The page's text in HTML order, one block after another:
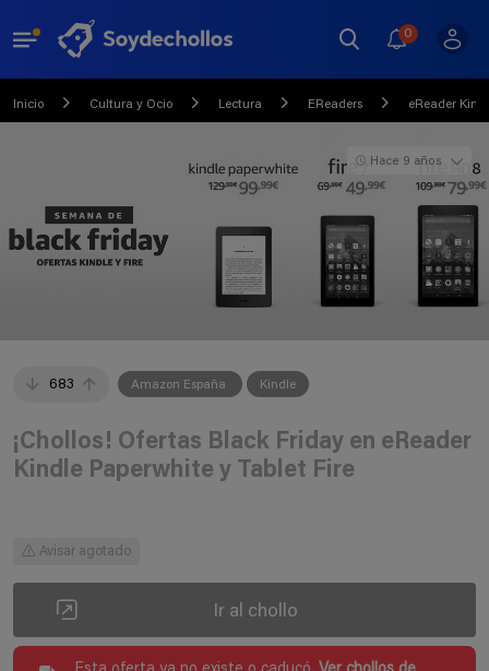
0
Inicio Cultura y Ocio Lectura EReaders eReader
683 Amazon España Kindle
Hace 9 años
¡Chollos! Ofertas Black Friday en eReader
Kindle Paperwhite y Tablet Fire
Avisar agotado
Ir al chollo